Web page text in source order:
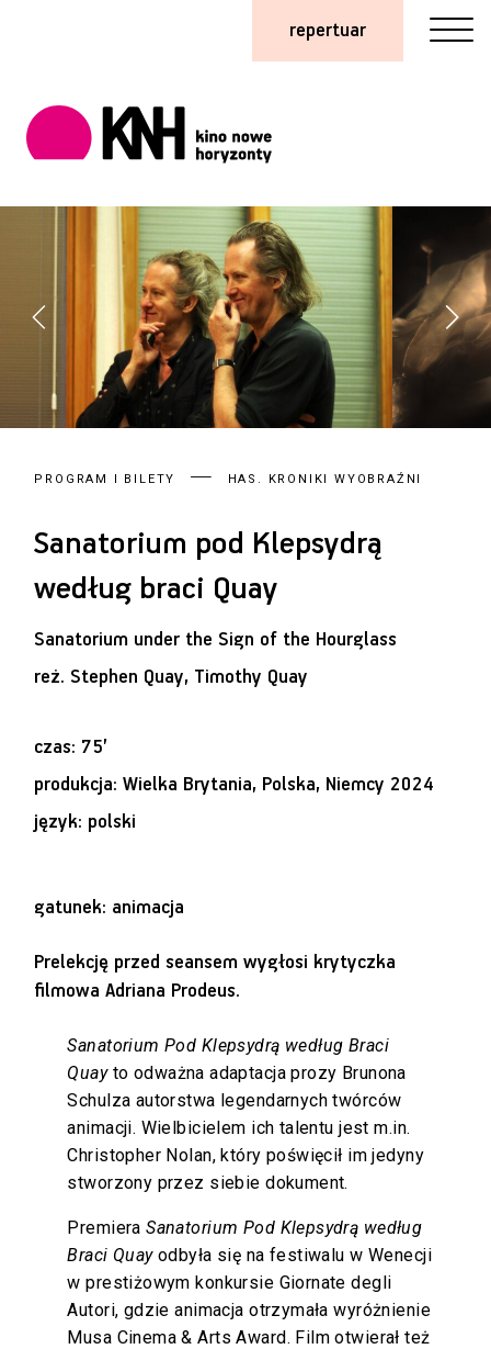
repertuar
PROGRAM I BILETY HAS. KRONIKI WYOBRAŹNI
Sanatorium pod Klepsydrą
według braci Quay
Sanatorium under the Sign of the Hourglass
reż. Stephen Quay, Timothy Quay
czas: 75’
produkcja: Wielka Brytania, Polska, Niemcy 2024
język: polski
gatunek: animacja
Prelekcję przed seansem wygłosi krytyczka
filmowa Adriana Prodeus.
Sanatorium Pod Klepsydrą według Braci
Quayto odważna adaptacja prozy Brunona
Schulza autorstwa legendarnych twórców
animacji. Wielbicielem ich talentu jest m.in.
Christopher Nolan, który poświęcił im jedyny
stworzony przez siebie dokument.
PremieraSanatorium Pod Klepsydrą według
Braci Quayodbyła się na festiwalu w Wenecji
w prestiżowym konkursie Giornate degli
Autori, gdzie animacja otrzymała wyróżnienie
Musa Cinema & Arts Award. Film otwierał też